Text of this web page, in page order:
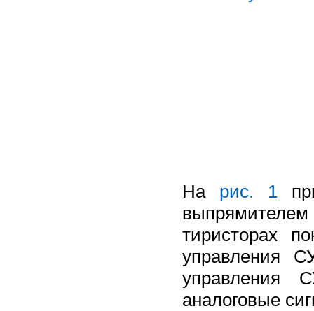
На рис. 1
тиристорах
управления
управления
аналоговые